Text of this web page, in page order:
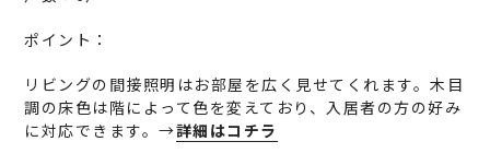
ポイント：
リビングの間接照明はお部屋を広く見せてくれます。木目
調の床色は階によって色を変えており、入居者の方の好み
に対応できます。→詳細はコチラ